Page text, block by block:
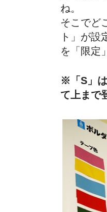
ね。
そこでど
ト」 が設
を「 限定
※「S」
て上まで